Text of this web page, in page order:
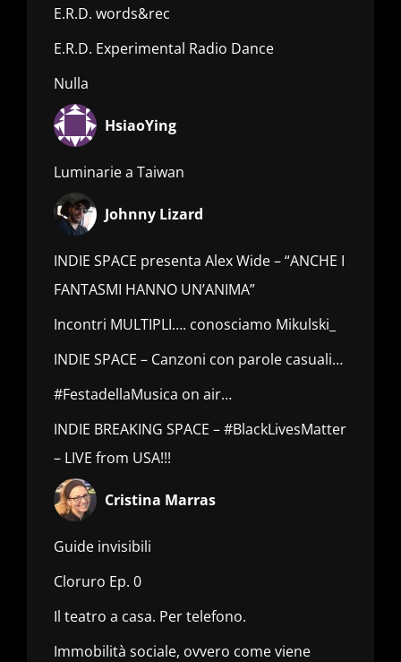
E.R.D. words&rec
E.R.D. Experimental Radio Dance
Nulla
HsiaoYing
Luminarie a Taiwan
Johnny Lizard
INDIE SPACE presenta Alex Wide – “ANCHE I
FANTASMI HANNO UN’ANIMA”
Incontri MULTIPLI…. conosciamo Mikulski_
INDIE SPACE – Canzoni con parole casuali…
#FestadellaMusica on air…
INDIE BREAKING SPACE – #BlackLivesMatter
– LIVE from USA!!!
Cristina Marras
Guide invisibili
Cloruro Ep. 0
Il teatro a casa. Per telefono.
Immobilità sociale, ovvero come viene